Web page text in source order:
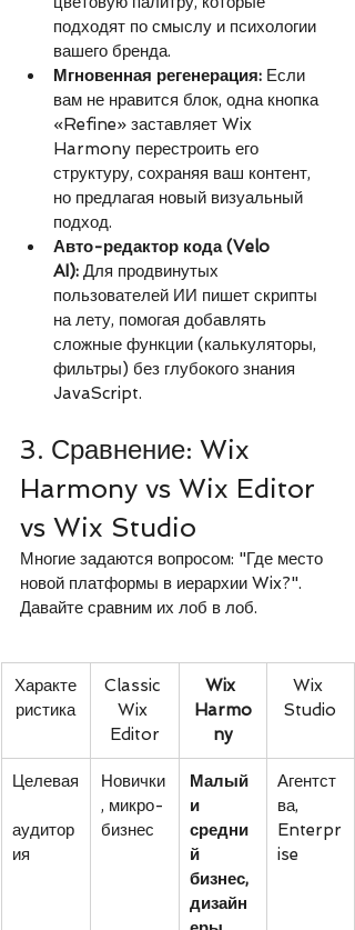
подходят по смыслу и психологии
вашего бренда.
Мгновенная регенерация: Если
вам не нравится блок, одна кнопка
«Refine» заставляет Wix
Harmony перестроить его
структуру, сохраняя ваш контент,
но предлагая новый визуальный
подход.
Авто-редактор кода (Velo
AI): Для продвинутых
пользователей ИИ пишет скрипты
на лету, помогая добавлять
сложные функции (калькуляторы,
фильтры) без глубокого знания
JavaScript.
3. Сравнение: Wix
Harmony vs Wix Editor
vs Wix Studio
Многие задаются вопросом: "Где место
новой платформы в иерархии Wix?".
Давайте сравним их лоб в лоб.
Характе
ристика
Classic
Wix
Editor
Wix
Harmo
ny
Wix
Studio
Целевая
аудитор
ия
Новички
, микро-
бизнес
Малый
и
средни
й
бизнес,
дизайн
Агентст
ва,
Enterpr
ise